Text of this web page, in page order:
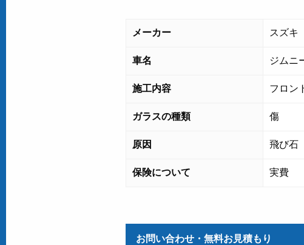
メーカー スズキ
車名 ジムニ
施工内容 フロン
ガラスの種類 傷
原因 飛び石
保険について 実費
お問い合わせ・無料お見積もり